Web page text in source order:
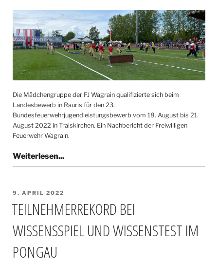
Die Mädchengruppe der FJ Wagrain qualifizierte sich beim
Landesbewerb in Rauris für den 23.
Bundesfeuerwehrjugendleistungsbewerb vom 18. August bis 21.
August 2022 in Traiskirchen. Ein Nachbericht der Freiwilligen
Feuerwehr Wagrain.
VERÖFFENTLICHT
9. APRIL 2022
TEILNEHMERREKORD BEI
WISSENSSPIEL UND WISSENSTEST IM
PONGAU